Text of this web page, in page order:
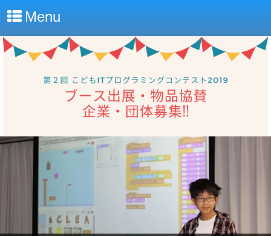
Menu